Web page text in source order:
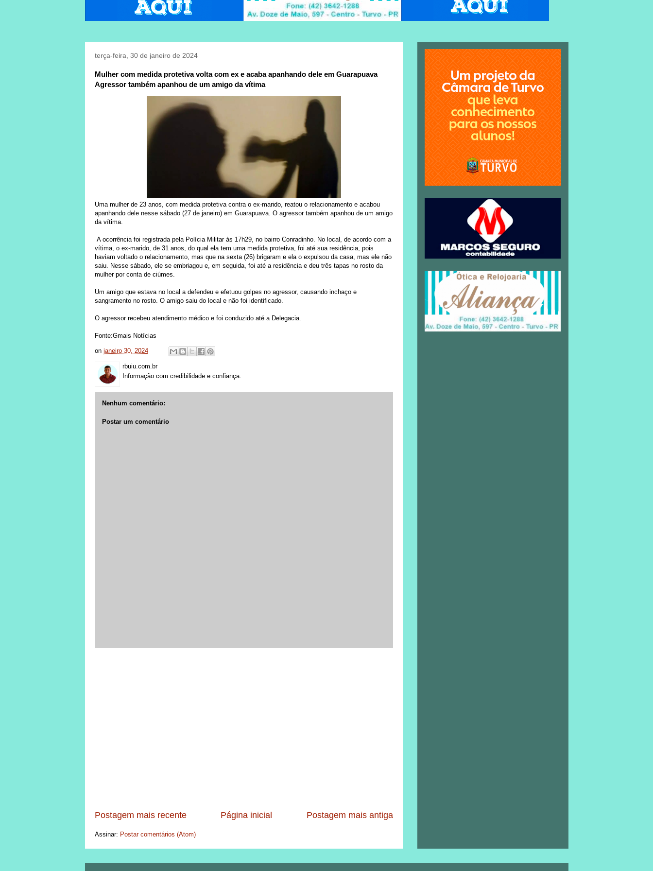
terça-feira, 30 de janeiro de 2024
Mulher com medida protetiva volta com ex e acaba apanhando dele em Guarapuava
Agressor também apanhou de um amigo da vítima
Uma mulher de 23 anos, com medida protetiva contra o ex-marido, reatou o relacionamento e acabou
apanhando dele nesse sábado (27 de janeiro) em Guarapuava. O agressor também apanhou de um amigo
da vítima.
A ocorrência foi registrada pela Polícia Militar às 17h29, no bairro Conradinho. No local, de acordo com a
vítima, o ex-marido, de 31 anos, do qual ela tem uma medida protetiva, foi até sua residência, pois
haviam voltado o relacionamento, mas que na sexta (26) brigaram e ela o expulsou da casa, mas ele não
saiu. Nesse sábado, ele se embriagou e, em seguida, foi até a residência e deu três tapas no rosto da
mulher por conta de ciúmes.
Um amigo que estava no local a defendeu e efetuou golpes no agressor, causando inchaço e
sangramento no rosto. O amigo saiu do local e não foi identificado.
O agressor recebeu atendimento médico e foi conduzido até a Delegacia.
Fonte:Gmais Notícias
on janeiro 30, 2024
rbuiu.com.br
Informação com credibilidade e confiança.
Nenhum comentário:
Postar um comentário
Postagem mais recente Postagem mais antiga
Página inicial
Assinar: Postar comentários (Atom)